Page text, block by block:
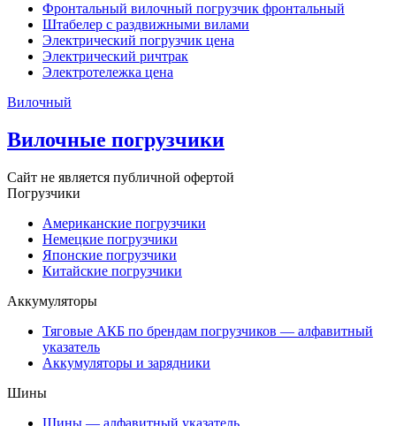
Фронтальный вилочный погрузчик фронтальный
Штабелер с раздвижными вилами
Электрический погрузчик цена
Электрический ричтрак
Электротележка цена
Вилочный
Вилочные погрузчики
Сайт не является публичной офертой
Погрузчики
Американские погрузчики
Немецкие погрузчики
Японские погрузчики
Китайские погрузчики
Аккумуляторы
Тяговые АКБ по брендам погрузчиков — алфавитный
указатель
Аккумуляторы и зарядники
Шины